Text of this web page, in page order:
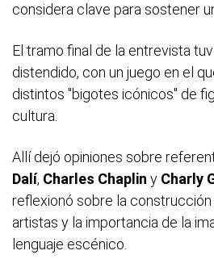
considera clave para sostener
El tramo final de la entrevista
distendido, con un juego en el
distintos "bigotes icónicos" de
cultura.
Allí dejó opiniones sobre
Dalí, Charles Chaplin y Charly
reflexionó sobre la
artistas y la importancia de la
lenguaje escénico.